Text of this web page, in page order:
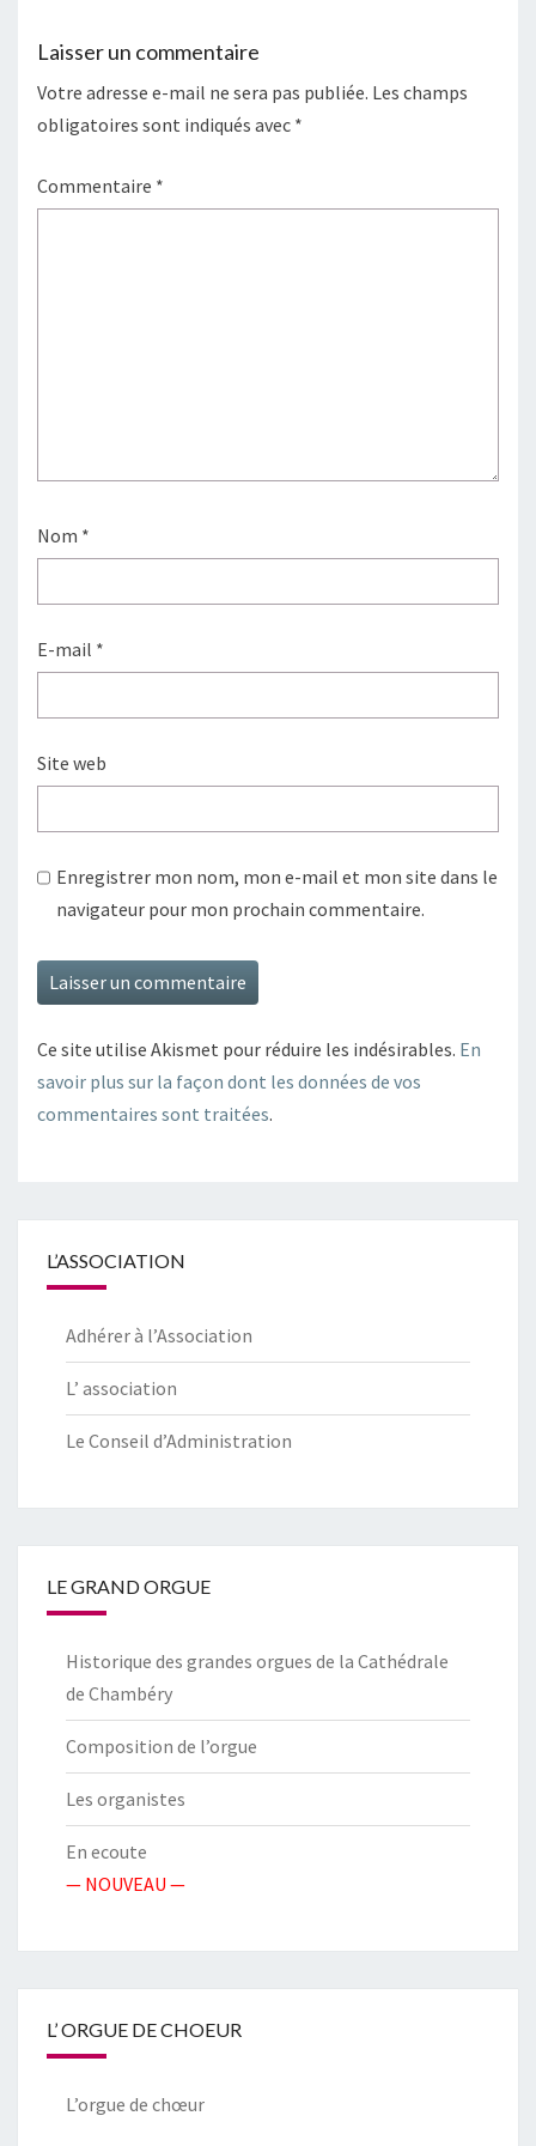
Laisser un commentaire
Votre adresse e-mail ne sera pas publiée. Les champs
obligatoires sont indiqués avec *
Commentaire *
Nom *
E-mail *
Site web
Enregistrer mon nom, mon e-mail et mon site dans le
navigateur pour mon prochain commentaire.
Ce site utilise Akismet pour réduire les indésirables. En
savoir plus sur la façon dont les données de vos
commentaires sont traitées.
L’ASSOCIATION
Adhérer à l’Association
L’ association
Le Conseil d’Administration
LE GRAND ORGUE
Historique des grandes orgues de la Cathédrale
de Chambéry
Composition de l’orgue
Les organistes
En ecoute
— NOUVEAU —
L’ ORGUE DE CHOEUR
L’orgue de chœur